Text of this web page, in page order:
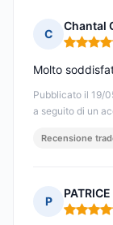
C
Chantal
Nota: 5
Pubblicato il 19/
a seguito di un
Molto
Recensione
P
PATRICE
Nota: 5